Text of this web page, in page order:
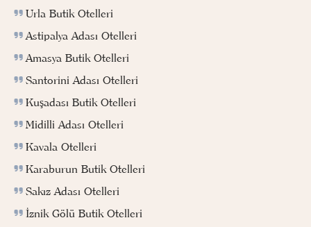
Urla Butik Otelleri
Astipalya Adası Otelleri
Amasya Butik Otelleri
Santorini Adası Otelleri
Kuşadası Butik Otelleri
Midilli Adası Otelleri
Kavala Otelleri
Karaburun Butik Otelleri
Sakız Adası Otelleri
İznik Gölü Butik Otelleri